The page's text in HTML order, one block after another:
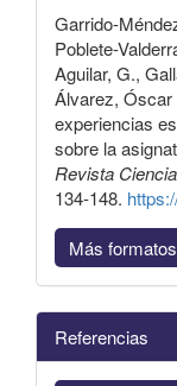
Garrido-
Poblete-
Aguilar, G.,
Álvarez, Óscar
experiencias
sobre la
Revista
134-148.
Más
Referencias